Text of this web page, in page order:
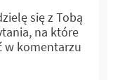
się z Tobą
na które
w komentarzu